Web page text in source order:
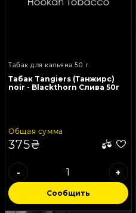
Табак для кальяна 50 г
Табак Tangiers (Танжирс)
noir - Blackthorn Слива 50г
Общая сумма
375₴
- +
Сообщить